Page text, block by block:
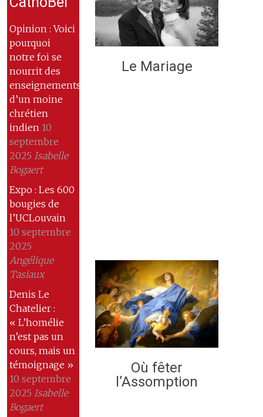
Opinion : Voici
pourquoi
notre foi se
nourrit des
enseignements
d’un moine
chrétien
indien 10
septembre
2025 Isabelle
Bogaert
Expo : Les 600
bougies de
l’UCLouvain
10 septembre
2025
Angélique
Tasiaux
Denis Le
Chatelier :
« L’homélie
n’est pas un
cours, mais un
témoignage »
10 septembre
2025 Isabelle
Bogaert
Le Mariage
Où fêter
l’Assomption